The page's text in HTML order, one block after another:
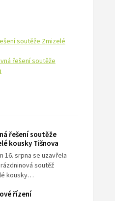
soutěže Zmizelé
řešení soutěže
řešení soutěže
kousky Tišnova
16. srpna se uzavřela
soutěž
kousky…
řízení